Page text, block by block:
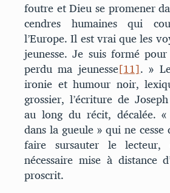
foutre et Dieu se promener
cendres humaines qui
l’Europe. Il est vrai que les
jeunesse. Je suis formé
perdu ma jeunesse[11]. »
ironie et humour noir,
grossier, l’écriture de
au long du récit, décalée.
dans la gueule » qui ne
faire sursauter le
nécessaire mise à distance
proscrit.